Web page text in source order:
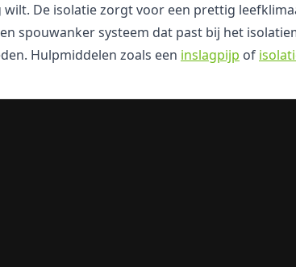
De isolatie zorgt voor een prettig
spouwanker systeem dat past bij het
Hulpmiddelen zoals een inslagpijp of